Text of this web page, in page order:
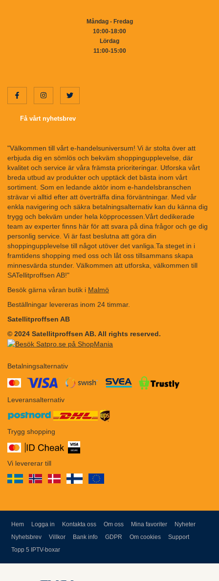
Måndag - Fredag
10:00-18:00
Lördag
11:00-15:00
Få vårt nyhetsbrev
"Välkommen till vårt e-handelsuniversum! Vi är stolta över att
erbjuda dig en sömlös och bekväm shoppingupplevelse, där
kvalitet och service är våra främsta prioriteringar. Utforska vårt
breda utbud av produkter och upptäck det bästa inom vårt
sortiment. Som en ledande aktör inom e-handelsbranschen
strävar vi alltid efter att överträffa dina förväntningar. Med vår
enkla navigering och säkra betalningsalternativ kan du känna dig
trygg och bekväm under hela köpprocessen.Vårt dedikerade
team av experter finns här för att svara på dina frågor och ge dig
personlig service. Vi är fast beslutna att göra din
shoppingupplevelse till något utöver det vanliga.Ta steget in i
framtidens shopping med oss och låt oss tillsammans skapa
minnesvärda stunder. Välkommen att utforska, välkommen till
SATellitproffsen AB!"
Besök gärna våran butik i Malmö
Beställningar levereras inom 24 timmar.
Satellitproffsen AB
© 2024 Satellitproffsen AB. All rights reserved.
Betalningsalternativ
Leveransalternativ
Trygg shopping
Vi levererar till
Hem Logga in Kontakta oss Om oss Mina favoriter Nyheter
Nyhetsbrev Villkor Bank info GDPR Om cookies Support
Topp 5 IPTV-boxar